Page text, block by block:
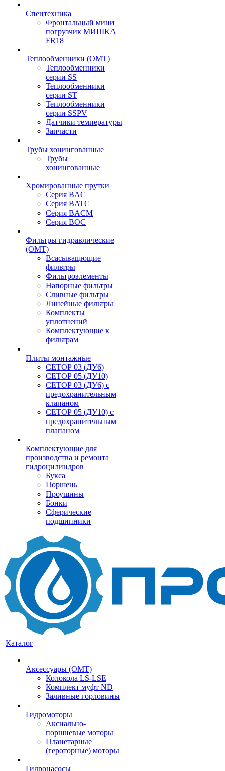
Спецтехника
Фронтальный мини
погрузчик МИШКА
FR18
Теплообменники (OMT)
Теплообменники
серии SS
Теплообменники
серии ST
Теплообменники
серии SSPV
Датчики температуры
Запчасти
Трубы хонингованные
Трубы
хонингованные
Хромированные прутки
Серия BAC
Серия BATC
Серия BACM
Серия BOC
Фильтры гидравлические
(OMT)
Всасыващющие
фильтры
Фильтроэлементы
Напорные фильтры
Сливные фильтры
Линейные фильтры
Комплекты
уплотнений
Комплектующие к
фильтрам
Плиты монтажные
CЕТОР 03 (ДУ6)
CЕТОР 05 (ДУ10)
CЕТОР 03 (ДУ6) с
предохранительным
клапаном
CЕТОР 05 (ДУ10) с
предохранительным
плапаном
Комплектующие для
производства и ремонта
гидроцилиндров
Букса
Поршень
Проушины
Бонки
Сферические
подшипники
Каталог
Аксессуары (OMT)
Колокола LS-LSE
Комплект муфт ND
Заливные горловины
Гидромоторы
Аксиально-
поршневые моторы
Планетарные
(героторные) моторы
Гидронасосы